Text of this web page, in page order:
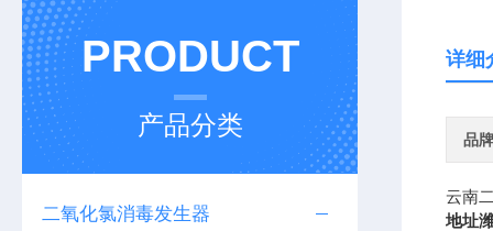
PRODUCT
产品分类
二氧化氯消毒发生器
详细
品牌
云南
地址